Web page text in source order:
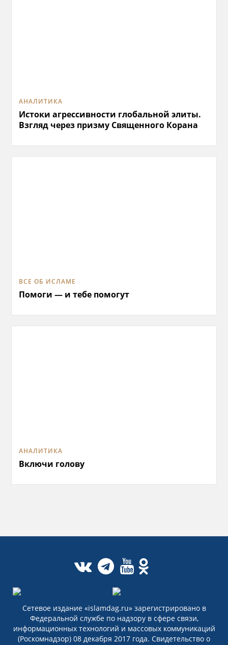
АНАЛИТИКА
Истоки агрессивности глобальной элиты.
Взгляд через призму Священного Корана
ВСЕ ОБ ИСЛАМЕ
Помоги — и тебе помогут
АНАЛИТИКА
Включи голову
Сетевое издание «islamdag.ru» зарегистрировано в
Федеральной службе по надзору в сфере связи,
информационных технологий и массовых коммуникаций
(Роскомнадзор) 08 декабря 2017 года. Свидетельство о